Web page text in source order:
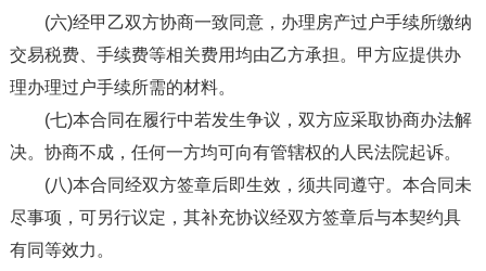
(六)经甲乙双方协商一致同意，办理房产过户手续所缴纳
交易税费、手续费等相关费用均由乙方承担。甲方应提供办
理办理过户手续所需的材料。
(七)本合同在履行中若发生争议，双方应采取协商办法解
决。协商不成，任何一方均可向有管辖权的人民法院起诉。
(八)本合同经双方签章后即生效，须共同遵守。本合同未
尽事项，可另行议定，其补充协议经双方签章后与本契约具
有同等效力。